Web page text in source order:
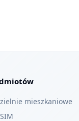
mieszkaniowe